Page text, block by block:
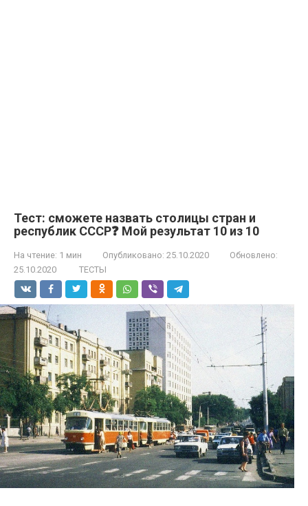
Тест: сможете назвать столицы стран и
республик СССР❓ Мой результат 10 из 10
На чтение: 1 мин Опубликовано: 25.10.2020
Обновлено:
25.10.2020
ТЕСТЫ